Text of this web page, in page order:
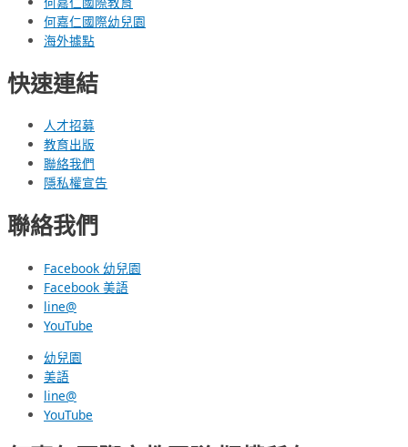
何嘉仁國際幼兒園
海外據點
快速連結
人才招募
教育出版
聯絡我們
隱私權宣告
聯絡我們
Facebook 幼兒園
Facebook 美語
line@
YouTube
幼兒園
美語
line@
YouTube